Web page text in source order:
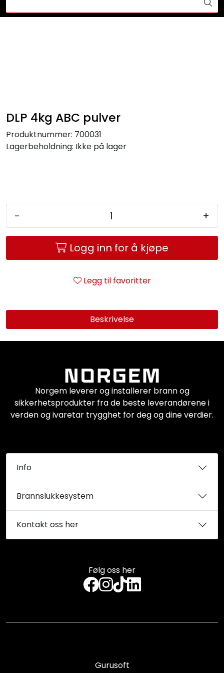
DLP 4kg ABC pulver
Produktnummer: 700031
Lagerbeholdning: Ikke på lager
- +
Logg inn for å kjøpe
Legg til favoritter
Beskrivelse
Følg oss her
Norgem leverer og installerer brann og
sikkerhetsprodukter fra de beste leverandørene i
verden og ivaretar trygghet for deg og dine verdier.
Info
Brannslukkesystem
Kontakt oss her
Gurusoft
Redningskammere
Maskinsikring
Nyheter
Service og support
Kontakt oss